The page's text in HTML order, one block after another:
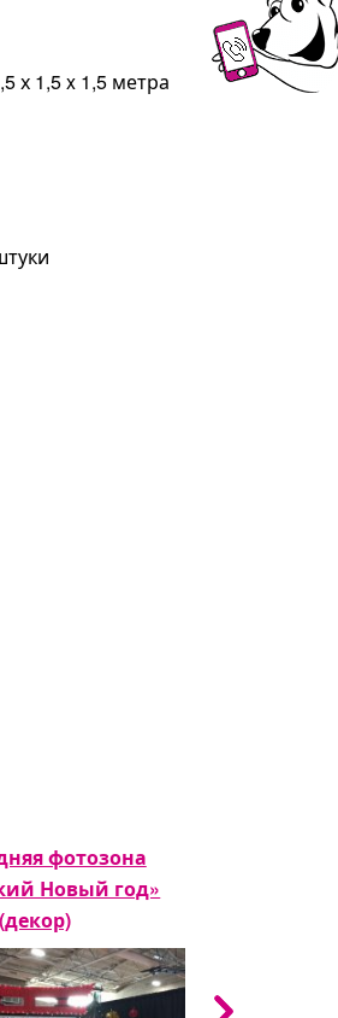
х 1,5 x 1,5 метра
фотозона
Новый год»
(декор)